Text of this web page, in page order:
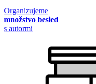
Organizujeme
množstvo besied
s autormi